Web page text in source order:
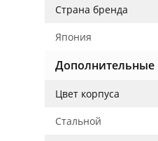
Страна бренда
Япония
Дополнительные
Цвет корпуса
Стальной